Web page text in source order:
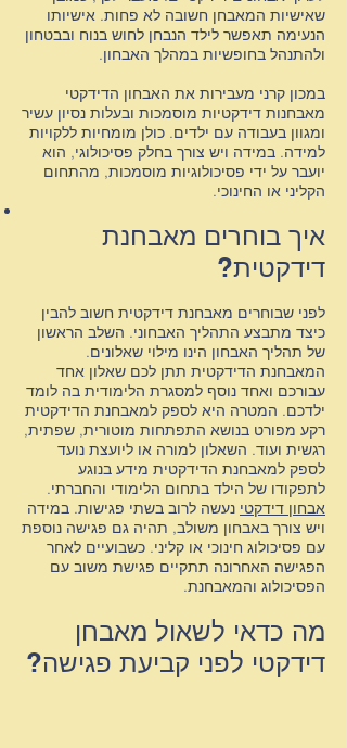
שאישיות המאבחן חשובה לא פחות. אישיותו
הנעימה תאפשר לילד הנבחן לחוש בנוח ובבטחון
ולהתנהל בחופשיות במהלך האבחון.
במכון קרני מעבירות את האבחון הדידקטי
מאבחנות דידקטיות מוסמכות ובעלות נסיון עשיר
ומגוון בעבודה עם ילדים. כולן מומחיות ללקויות
למידה. במידה ויש צורך בחלק פסיכולוגי, הוא
יועבר על ידי פסיכולוגיות מוסמכות, מהתחום
הקליני או החינוכי.
איך בוחרים מאבחנת
דידקטית?
לפני שבוחרים מאבחנת דידקטית חשוב להבין
כיצד מתבצע התהליך האבחוני. השלב הראשון
של תהליך האבחון הינו מילוי שאלונים.
המאבחנת הדידקטית תתן לכם שאלון אחד
עבורכם ואחד נוסף למסגרת הלימודית בה לומד
ילדכם. המטרה היא לספק למאבחנת הדידקטית
רקע מפורט בנושא התפתחות מוטורית, שפתית,
רגשית ועוד. השאלון למורה או ליועצת נועד
לספק למאבחנת הדידקטית מידע בנוגע
לתפקודו של הילד בתחום הלימודי והחברתי.
אבחון דידקטי נעשה לרוב בשתי פגישות. במידה
ויש צורך באבחון משולב, תהיה גם פגישה נוספת
עם פסיכולוג חינוכי או קליני. כשבועיים לאחר
הפגישה האחרונה תתקיים פגישת משוב עם
הפסיכולוג והמאבחנת.
מה כדאי לשאול מאבחן
דידקטי לפני קביעת פגישה?